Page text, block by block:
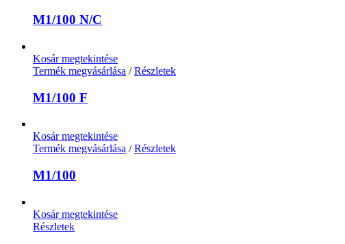
M1/100 N/C
Kosár megtekintése
Termék megvásárlása / Részletek
M1/100 F
Kosár megtekintése
Termék megvásárlása / Részletek
M1/100
Kosár megtekintése
Részletek